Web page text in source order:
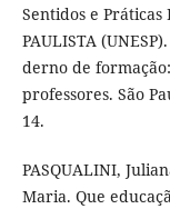
Sentidos e Práticas
PAULISTA
derno de
professores. São
14.
PASQUALINI,
Maria. Que